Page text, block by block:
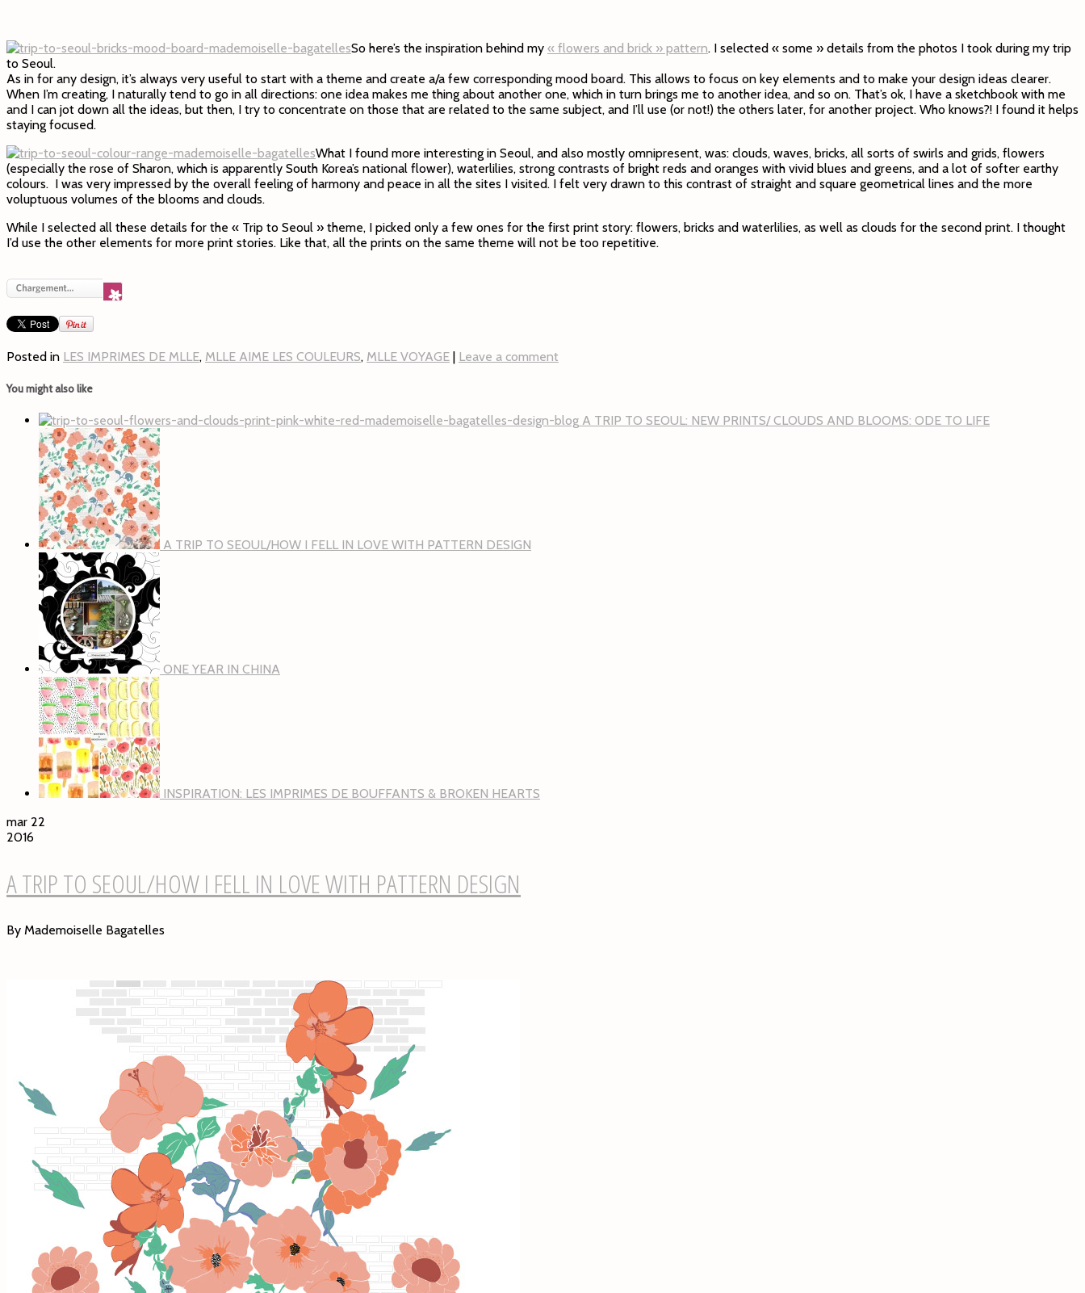
So here’s the inspiration behind my « flowers and brick » pattern. I selected « some » details from the photos I took during my trip
to Seoul.
As in for any design, it’s always very useful to start with a theme and create a/a few corresponding mood board. This allows to focus on key elements and to make your design ideas clearer.
When I’m creating, I naturally tend to go in all directions: one idea makes me thing about another one, which in turn brings me to another idea, and so on. That’s ok, I have a sketchbook with me
and I can jot down all the ideas, but then, I try to concentrate on those that are related to the same subject, and I’ll use (or not!) the others later, for another project. Who knows?! I found it helps
staying focused.
What I found more interesting in Seoul, and also mostly omnipresent, was: clouds, waves, bricks, all sorts of swirls and grids, flowers
(especially the rose of Sharon, which is apparently South Korea’s national flower), waterlilies, strong contrasts of bright reds and oranges with vivid blues and greens, and a lot of softer earthy
colours. I was very impressed by the overall feeling of harmony and peace in all the sites I visited. I felt very drawn to this contrast of straight and square geometrical lines and the more
voluptuous volumes of the blooms and clouds.
While I selected all these details for the « Trip to Seoul » theme, I picked only a few ones for the first print story: flowers, bricks and waterlilies, as well as clouds for the second print. I thought
I’d use the other elements for more print stories. Like that, all the prints on the same theme will not be too repetitive.
Posted in LES IMPRIMES DE MLLE, MLLE AIME LES COULEURS, MLLE VOYAGE | Leave a comment
You might also like
A TRIP TO SEOUL: NEW PRINTS/ CLOUDS AND BLOOMS: ODE TO LIFE
A TRIP TO SEOUL/HOW I FELL IN LOVE WITH PATTERN DESIGN
ONE YEAR IN CHINA
INSPIRATION: LES IMPRIMES DE BOUFFANTS & BROKEN HEARTS
mar 22
2016
A TRIP TO SEOUL/HOW I FELL IN LOVE WITH PATTERN DESIGN
By Mademoiselle Bagatelles